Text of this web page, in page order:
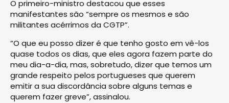
O primeiro-ministro destacou que esses
manifestantes são “sempre os mesmos e são
militantes acérrimos da CGTP”.
“O que eu posso dizer é que tenho gosto em vê-los
quase todos os dias, que eles agora fazem parte do
meu dia-a-dia, mas, sobretudo, dizer que temos um
grande respeito pelos portugueses que querem
emitir a sua discordância sobre alguns temas e
querem fazer greve”, assinalou.